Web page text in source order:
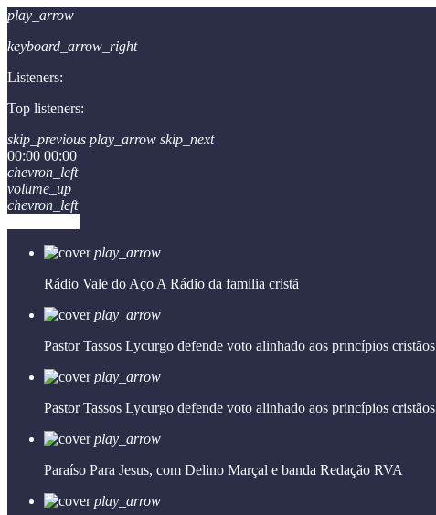
play_arrow
keyboard_arrow_right
Listeners:
Top listeners:
skip_previous play_arrow skip_next
00:00 00:00
chevron_left
volume_up
chevron_left
play_arrow
Rádio Vale do Aço A Rádio da familia cristã
play_arrow
Pastor Tassos Lycurgo defende voto alinhado aos princípios cristãos
play_arrow
Pastor Tassos Lycurgo defende voto alinhado aos princípios cristãos
play_arrow
Paraíso Para Jesus, com Delino Marçal e banda Redação RVA
play_arrow